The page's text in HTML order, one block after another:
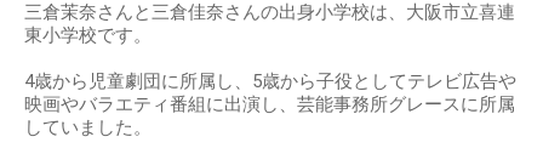
三倉茉奈さんと三倉佳奈さんの出身小学校は、大阪市立喜連
東小学校です。
4歳から児童劇団に所属し、5歳から子役としてテレビ広告や
映画やバラエティ番組に出演し、芸能事務所グレースに所属
していました。